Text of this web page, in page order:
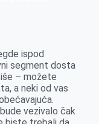
ispod
segment dosta
– možete
a neki od vas
vezivalo čak